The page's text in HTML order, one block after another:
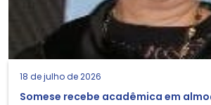
18 de julho de 2026
Somese recebe acadêmica em